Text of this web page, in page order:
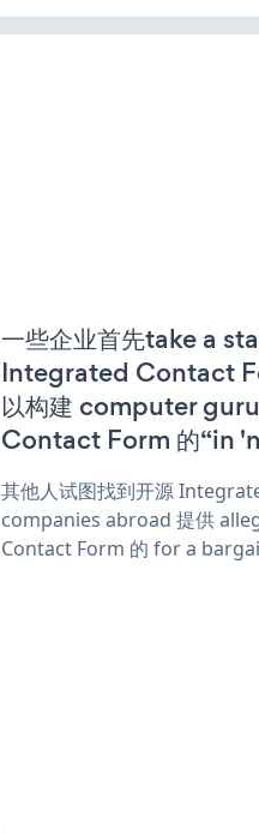
一些企业首先take a
Integrated Contact
以构建 computer
Contact Form 的“in
其他人试图找到开源
companies abroad 提供
Contact Form 的 for a